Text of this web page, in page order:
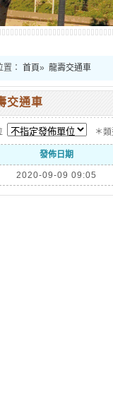
置： 首頁» 龍壽交通車
交通車
＊
發佈日期
2020-09-09 09:05